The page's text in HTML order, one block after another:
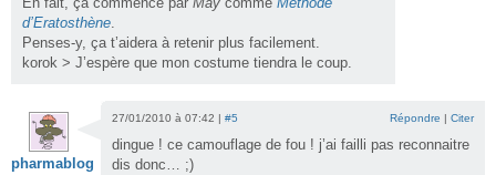
d’Eratosthène.
Penses-y, ça t’aidera à retenir plus facilement.
korok > J’espère que mon costume tiendra le coup.
pharmablog
27/01/2010 à 07:42 | #5 Répondre | Citer
dingue ! ce camouflage de fou ! j’ai failli pas reconnaitre
dis donc… ;)